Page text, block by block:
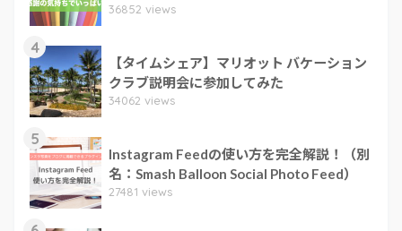
36852 views
4
【タイムシェア】マリオット バケーション
クラブ説明会に参加してみた
34062 views
5
Instagram Feedの使い方を完全解説！（別
名：Smash Balloon Social Photo Feed）
27481 views